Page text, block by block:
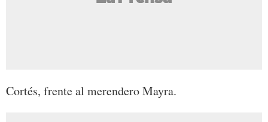
Cortés, frente al merendero Mayra.